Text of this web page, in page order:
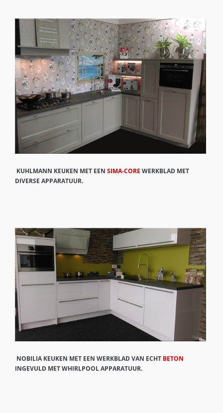
KUHLMANN KEUKEN MET EEN SIMA-CORE WERKBLAD MET
DIVERSE APPARATUUR.
NOBILIA KEUKEN MET EEN WERKBLAD VAN ECHT BETON
INGEVULD MET WHIRLPOOL APPARATUUR.